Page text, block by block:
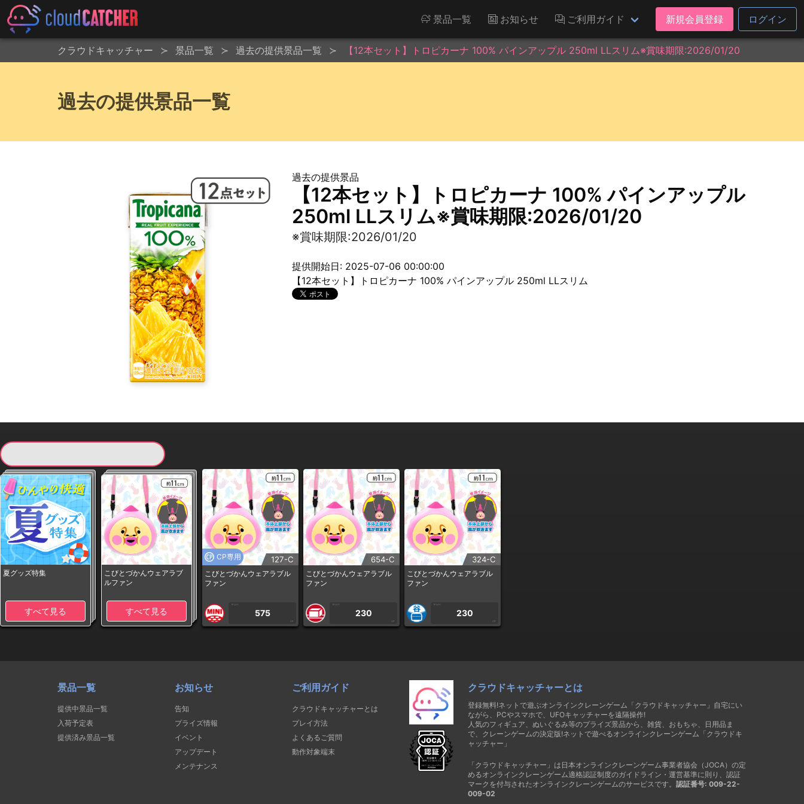
景品一覧 お知らせ ご利用ガイド 新規会員登録 ログイン
クラウドキャッチャー 景品一覧 過去の提供景品一覧 【12本セット】トロピカーナ 100% パインアップル 250ml LLスリム※賞味期限:2026/01/20
過去の提供景品一覧
過去の提供景品
【12本セット】トロピカーナ 100% パインアップル
250ml LLスリム※賞味期限:2026/01/20
※賞味期限:2026/01/20
提供開始日: 2025-07-06 00:00:00
【12本セット】トロピカーナ 100% パインアップル 250ml LLスリム
夏グッズ特集
すべて見る
こびとづかんウェアラブ
ルファン
すべて見る
CP専用 127-C
こびとづかんウェアラブル
ファン
1PLAY
575
CP
654-C
こびとづかんウェアラブル
ファン
1PLAY
230
CP
324-C
こびとづかんウェアラブル
ファン
1PLAY
230
CP
景品一覧
提供中景品一覧
入荷予定表
提供済み景品一覧
お知らせ
告知
プライズ情報
イベント
アップデート
メンテナンス
ご利用ガイド
クラウドキャッチャーとは
プレイ方法
よくあるご質問
動作対象端末
クラウドキャッチャーとは
登録無料!ネットで遊ぶオンラインクレーンゲーム「クラウドキャッチャー」自宅にい
ながら、PCやスマホで、UFOキャッチャーを遠隔操作!
人気のフィギュア、ぬいぐるみ等のプライズ景品から、雑貨、おもちゃ、日用品ま
で、クレーンゲームの決定版!ネットで遊べるオンラインクレーンゲーム「クラウドキ
ャッチャー」
「クラウドキャッチャー」は日本オンラインクレーンゲーム事業者協会（JOCA）の定
めるオンラインクレーンゲーム適格認証制度のガイドライン・運営基準に則り、認証
マークを付与されたオンラインクレーンゲームのサービスです。 認証番号: 009-22-
009-02